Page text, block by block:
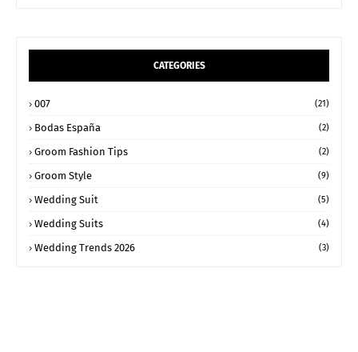
CATEGORIES
007 (21)
Bodas España (2)
Groom Fashion Tips (2)
Groom Style (9)
Wedding Suit (5)
Wedding Suits (4)
Wedding Trends 2026 (3)